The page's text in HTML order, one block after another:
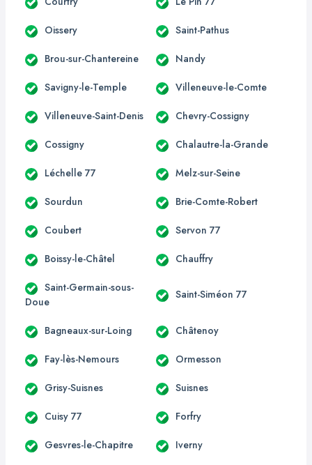
Oissery Saint-Pathus
Brou-sur-Chantereine Nandy
Savigny-le-Temple Villeneuve-le-Comte
Villeneuve-Saint-Denis Chevry-Cossigny
Cossigny Chalautre-la-Grande
Léchelle 77 Melz-sur-Seine
Sourdun Brie-Comte-Robert
Coubert Servon 77
Boissy-le-Châtel Chauffry
Saint-Germain-sous-
Doue
Saint-Siméon 77
Bagneaux-sur-Loing Châtenoy
Fay-lès-Nemours Ormesson
Grisy-Suisnes Suisnes
Cuisy 77 Forfry
Gesvres-le-Chapitre Iverny